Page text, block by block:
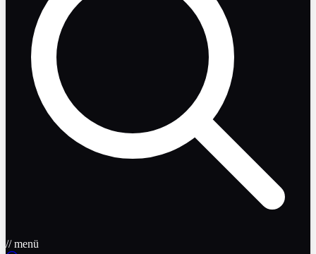
// menü